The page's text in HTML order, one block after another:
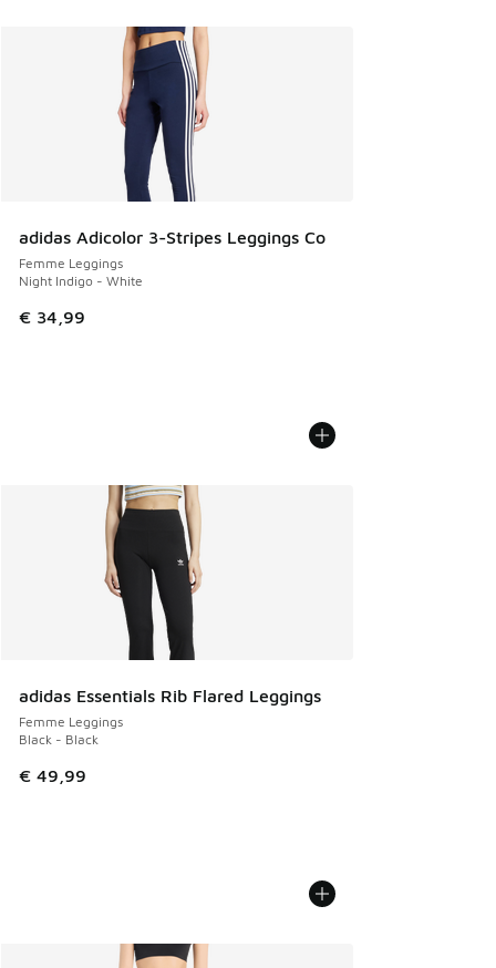
adidas Adicolor 3-Stripes Leggings Co
Femme Leggings
Night Indigo - White
€ 34,99
adidas Essentials Rib Flared Leggings
Femme Leggings
Black - Black
€ 49,99